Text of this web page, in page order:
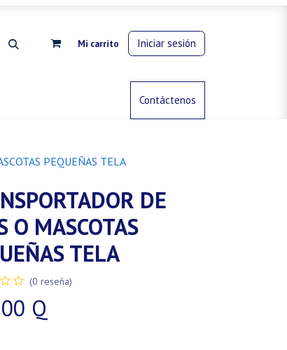
Mi carrito Iniciar sesión
Control de animalesContáctenos
PEQUEÑAS TELA
DE
O MASCOTAS
TELA
(0 reseña)
Q